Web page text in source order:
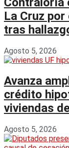
La Cruz
tras
Agosto 5, 2026
Avanza
crédito
viviendas
Agosto 5, 2026